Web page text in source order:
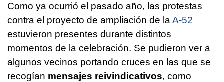
Como ya ocurrió el pasado año, las protestas
contra el proyecto de ampliación de la A-52
estuvieron presentes durante distintos
momentos de la celebración. Se pudieron ver a
algunos vecinos portando cruces en las que se
recogían mensajes reivindicativos, como